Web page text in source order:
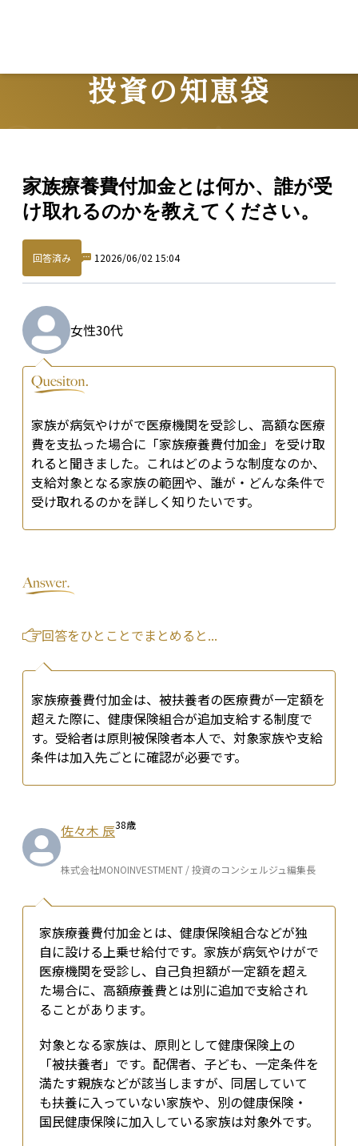
投資の知恵袋
家族療養費付加金とは何か、誰が受
け取れるのかを教えてください。
回答済み 1 2026/06/02 15:04
女性30代
家族が病気やけがで医療機関を受診し、高額な医療
費を支払った場合に「家族療養費付加金」を受け取
れると聞きました。これはどのような制度なのか、
支給対象となる家族の範囲や、誰が・どんな条件で
受け取れるのかを詳しく知りたいです。
回答をひとことでまとめると...
家族療養費付加金は、被扶養者の医療費が一定額を
超えた際に、健康保険組合が追加支給する制度で
す。受給者は原則被保険者本人で、対象家族や支給
条件は加入先ごとに確認が必要です。
佐々木 辰38歳
株式会社MONOINVESTMENT / 投資のコンシェルジュ編集長
家族療養費付加金とは、健康保険組合などが独
自に設ける上乗せ給付です。家族が病気やけがで
医療機関を受診し、自己負担額が一定額を超え
た場合に、高額療養費とは別に追加で支給され
ることがあります。
対象となる家族は、原則として健康保険上の
「被扶養者」です。配偶者、子ども、一定条件を
満たす親族などが該当しますが、同居していて
も扶養に入っていない家族や、別の健康保険・
国民健康保険に加入している家族は対象外です。